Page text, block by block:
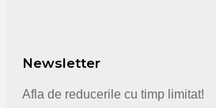
Newsletter
Afla de reducerile cu timp limitat!